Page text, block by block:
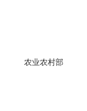
农业农村部